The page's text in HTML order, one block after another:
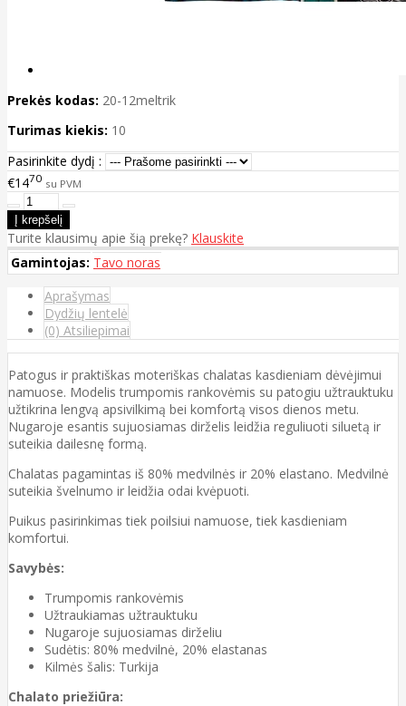
Prekės kodas: 20-12meltrik
Turimas kiekis: 10
Pasirinkite dydį :
€1470 su PVM
Turite klausimų apie šią prekę? Klauskite
Gamintojas: Tavo noras
Aprašymas
Dydžių lentelė
(0) Atsiliepimai
Patogus ir praktiškas moteriškas chalatas kasdieniam dėvėjimui
namuose. Modelis trumpomis rankovėmis su patogiu užtrauktuku
užtikrina lengvą apsivilkimą bei komfortą visos dienos metu.
Nugaroje esantis sujuosiamas dirželis leidžia reguliuoti siluetą ir
suteikia dailesnę formą.
Chalatas pagamintas iš 80% medvilnės ir 20% elastano. Medvilnė
suteikia švelnumo ir leidžia odai kvėpuoti.
Puikus pasirinkimas tiek poilsiui namuose, tiek kasdieniam
komfortui.
Savybės:
Trumpomis rankovėmis
Užtraukiamas užtrauktuku
Nugaroje sujuosiamas dirželiu
Sudėtis: 80% medvilnė, 20% elastanas
Kilmės šalis: Turkija
Chalato priežiūra: